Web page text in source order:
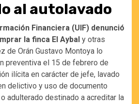
al autolavado
Financiera (UIF) denunció
la finca El Aybal y otras
de Orán Gustavo Montoya lo
preventiva el 15 de febrero de
ilícita en carácter de jefe, lavado
delictivo y uso de documento
adulterado destinado a acreditar la